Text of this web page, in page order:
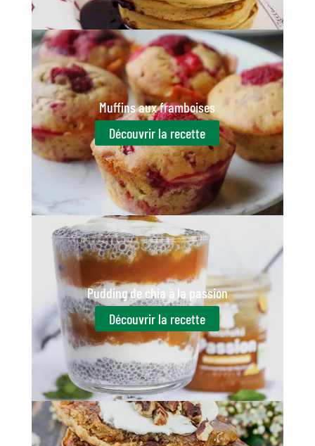
Muffins aux framboises
Découvrir la recette
Pudding de chia à la passion
Découvrir la recette